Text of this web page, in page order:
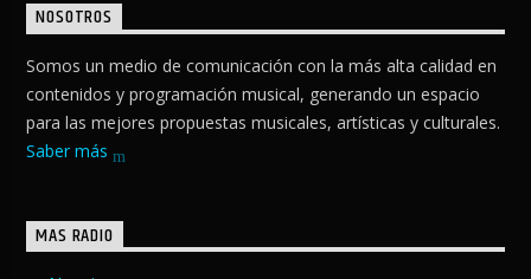
NOSOTROS
Somos un medio de comunicación con la más alta calidad en
contenidos y programación musical, generando un espacio
para las mejores propuestas musicales, artísticas y culturales.
Saber más
MAS RADIO